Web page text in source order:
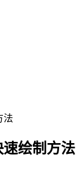
法
绘制方法